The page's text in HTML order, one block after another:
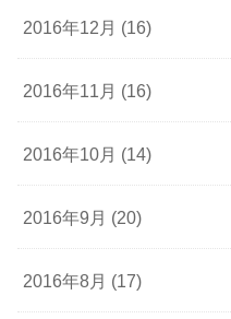
2016年12月 (16)
2016年11月 (16)
2016年10月 (14)
2016年9月 (20)
2016年8月 (17)